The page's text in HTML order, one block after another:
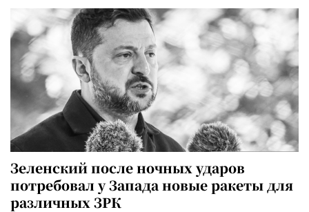
Зеленский после ночных ударов
потребовал у Запада новые ракеты для
различных ЗРК